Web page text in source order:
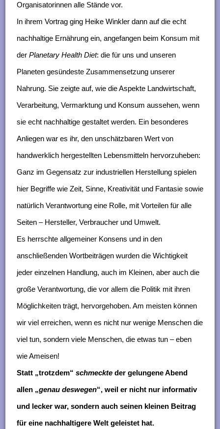
Organisatorinnen alle Stände vor.
In ihrem Vortrag ging Heike Winkler dann auf die echt
nachhaltige Ernährung ein, angefangen beim Konsum mit
der Planetary Health Diet: die für uns und unseren
Planeten gesündeste Zusammensetzung unserer
Nahrung. Sie zeigte auf, wie die Aspekte Landwirtschaft,
Verarbeitung, Vermarktung und Konsum aussehen, wenn
sie echt nachhaltige gestaltet werden. Ein besonderes
Anliegen war es ihr, den unschätzbaren Wert von
handwerklich hergestellten Lebensmitteln hervorzuheben:
Ganz im Gegensatz zur industriellen Herstellung spielen
hier Begriffe wie Zeit, Sinne, Kreativität und Fantasie sowie
natürlich Verantwortung eine Rolle, mit Vorteilen für alle
Seiten – Hersteller, Verbraucher und Umwelt.
Es herrschte allgemeiner Konsens und in den
anschließenden Wortbeiträgen wurden die Wichtigkeit
jeder einzelnen Handlung, auch im Kleinen, aber auch die
große Verantwortung, die vor allem die Politik mit ihren
Möglichkeiten trägt, hervorgehoben. Am meisten können
wir viel erreichen, wenn es nicht nur wenige Menschen die
viel tun, sondern viele Menschen, die etwas tun – eben
wie Ameisen!
Statt „trotzdem“ schmeckteder gelungene Abend
allen „genau deswegen“, weil er nicht nur informativ
und lecker war, sondern auch seinen kleinen Beitrag
für eine nachhaltigere Welt geleistet hat.